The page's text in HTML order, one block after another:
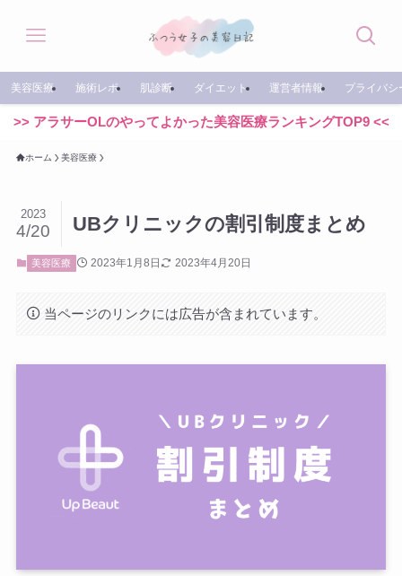
美容医療 施術レポ 肌診断 ダイエット 運営者情報 プライバシ
>> アラサーOLのやってよかった美容医療ランキングTOP9 <<
ホーム 美容医療
UBクリニックの割引制度まとめ
2023
4/20
美容医療 2023年1月8日 2023年4月20日
当ページのリンクには広告が含まれています。